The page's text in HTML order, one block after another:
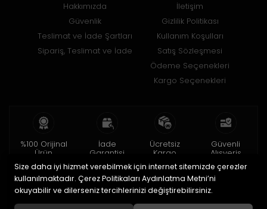
Hakkımızda
Güvenlik
Teslimat ve İade Şartları
Sipariş, Teslimat ve İade
İletişim
Gizlilik Politikası
Kullanım Koşulları
Satış Sözleşmesi
Ödeme Seçenekleri
Kargo Seçenekleri
%100 Orijinal
Ürün
2 yıl garanti
İade
Garantisi
15 gün içinde
iade
Ücretsiz
Kargo
150 TL ve üzeri
Güvenli
Alışveriş
256bit SSL ile
Size daha iyi hizmet verebilmek için internet sitemizde çerezler
kullanılmaktadır. Çerez Politikaları Aydınlatma Metni’ni
okuyabilir ve dilerseniz tercihlerinizi değiştirebilirsiniz.